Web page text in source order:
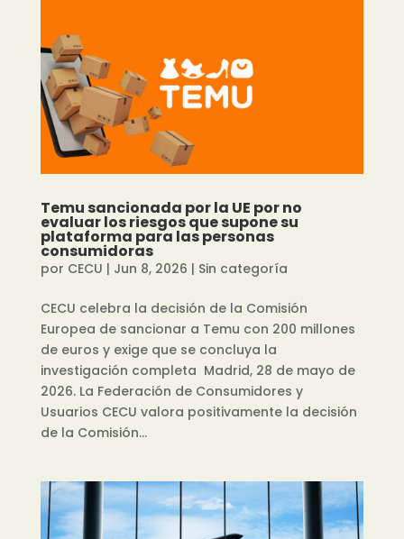
Temu sancionada por la UE por no
evaluar los riesgos que supone su
plataforma para las personas
consumidoras
por CECU | Jun 8, 2026 | Sin categoría
CECU celebra la decisión de la Comisión
Europea de sancionar a Temu con 200 millones
de euros y exige que se concluya la
investigación completa Madrid, 28 de mayo de
2026. La Federación de Consumidores y
Usuarios CECU valora positivamente la decisión
de la Comisión...